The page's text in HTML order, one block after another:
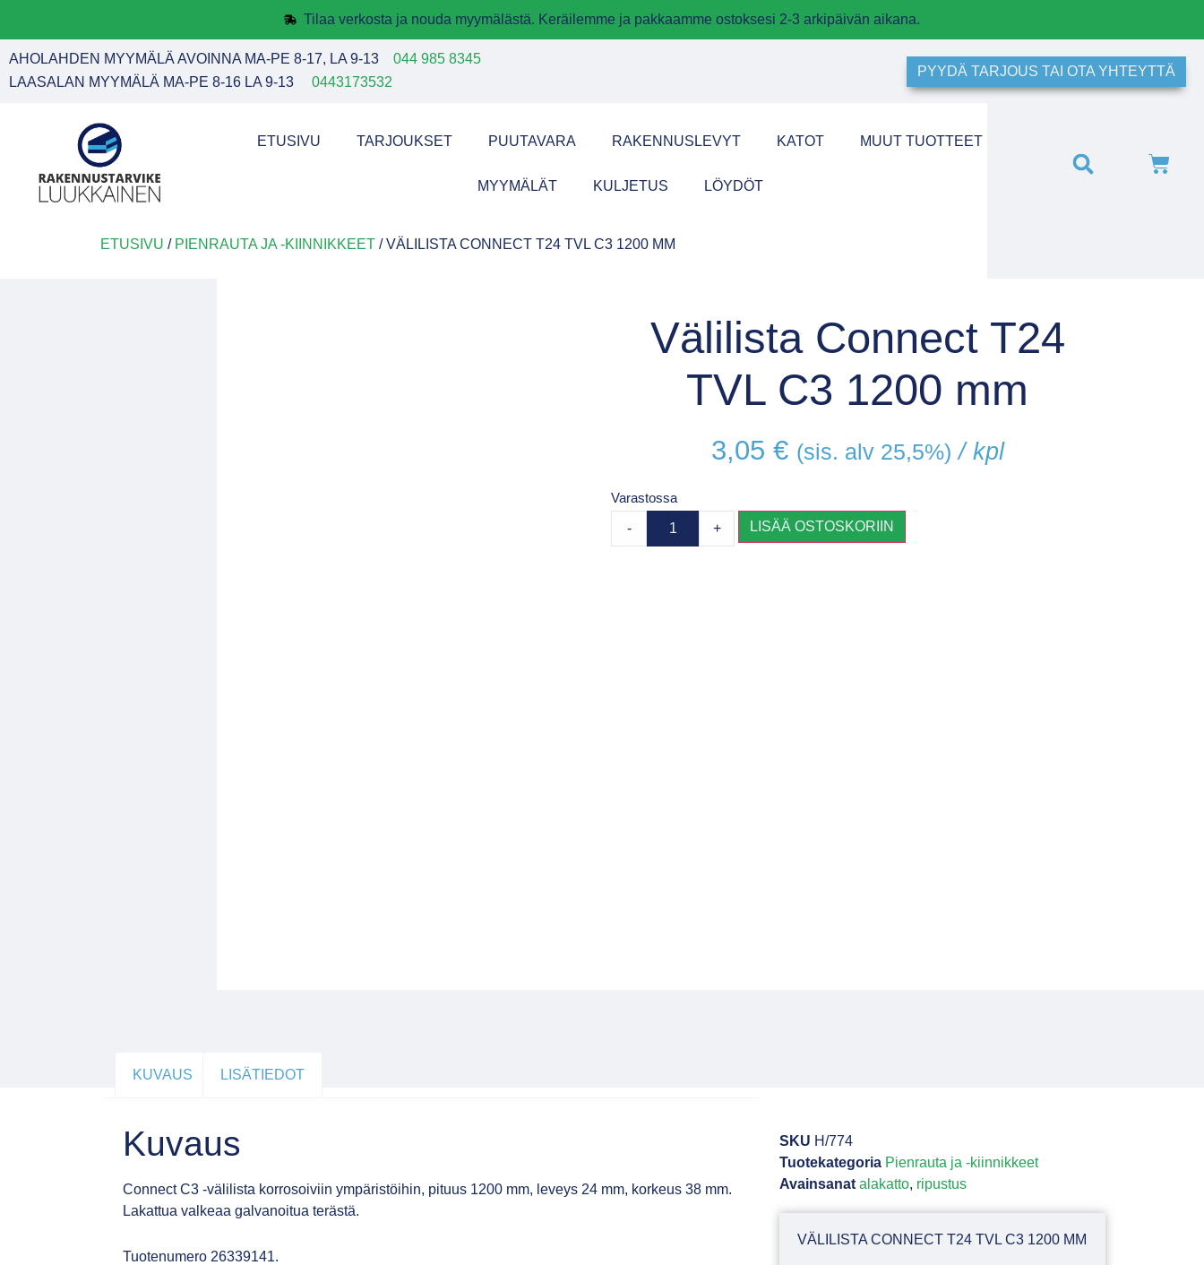
Tilaa verkosta ja nouda myymälästä. Keräilemme ja pakkaamme ostoksesi 2-3 arkipäivän aikana.
AHOLAHDEN MYYMÄLÄ AVOINNA MA-PE 8-17, LA 9-13 044 985 8345
LAASALAN MYYMÄLÄ MA-PE 8-16 LA 9-13
0443173532
PYYDÄ TARJOUS TAI OTA YHTEYTTÄ
ETUSIVU TARJOUKSET PUUTAVARA RAKENNUSLEVYT KATOT MUUT TUOTTEET
MYYMÄLÄT KULJETUS LÖYDÖT
ETUSIVU / PIENRAUTA JA -KIINNIKKEET / VÄLILISTA CONNECT T24 TVL C3 1200 MM
Välilista Connect T24
TVL C3 1200 mm
3,05 € (sis. alv 25,5%) / kpl
Varastossa
- + LISÄÄ OSTOSKORIIN
KUVAUS LISÄTIEDOT
Kuvaus
Connect C3 -välilista korrosoiviin ympäristöihin, pituus 1200 mm, leveys 24 mm, korkeus 38 mm.
Lakattua valkeaa galvanoitua terästä.
Tuotenumero 26339141.
SKU H/774
Tuotekategoria Pienrauta ja -kiinnikkeet
Avainsanat alakatto, ripustus
VÄLILISTA CONNECT T24 TVL C3 1200 MM